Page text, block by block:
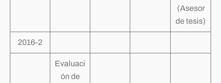
(Asesor
de tesis)
2016-2
Evaluaci
ón de